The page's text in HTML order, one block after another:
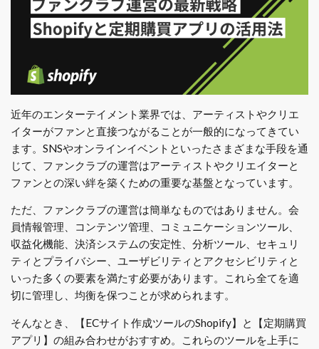
近年のエンターテイメント業界では、アーティストやクリエ
イターがファンと直接つながることが一般的になってきてい
ます。SNSやオンラインイベントといったさまざまな手段を通
じて、ファンクラブの運営はアーティストやクリエイターと
ファンとの深い絆を築くための重要な基盤となっています。
ただ、ファンクラブの運営は簡単なものではありません。会
員情報管理、コンテンツ管理、コミュニケーションツール、
収益化機能、決済システムの安定性、分析ツール、セキュリ
ティとプライバシー、ユーザビリティとアクセシビリティと
いった多くの要素を満たす必要があります。これら全てを適
切に管理し、均衡を保つことが求められます。
そんなとき、【ECサイト作成ツールのShopify】と【定期購買
アプリ】の組み合わせがおすすめ。これらのツールを上手に